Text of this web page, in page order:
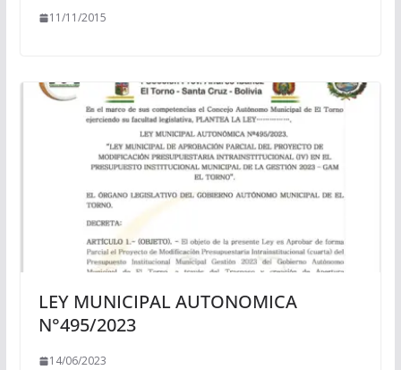
11/11/2015
LEY MUNICIPAL AUTONOMICA
N°495/2023
14/06/2023